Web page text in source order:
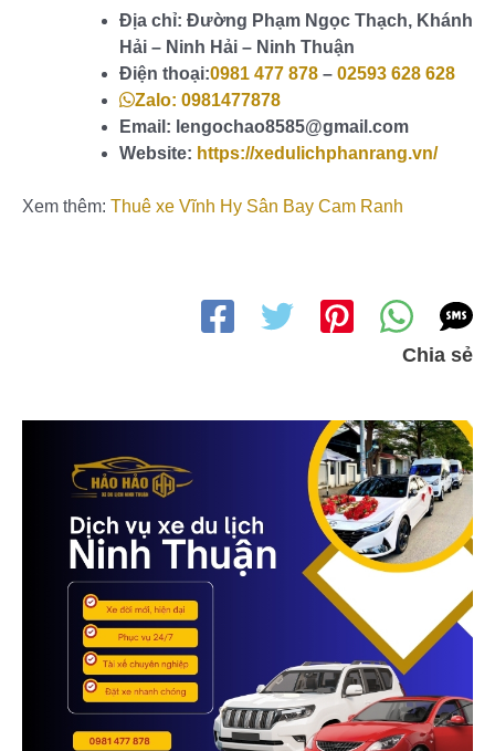
Địa chỉ: Đường Phạm Ngọc Thạch, Khánh
Hải – Ninh Hải – Ninh Thuận
Điện thoại:0981 477 878 – 02593 628 628
Zalo: 0981477878
Email: lengochao8585@gmail.com
Website: https://xedulichphanrang.vn/
Xem thêm: Thuê xe Vĩnh Hy Sân Bay Cam Ranh
Chia sẻ